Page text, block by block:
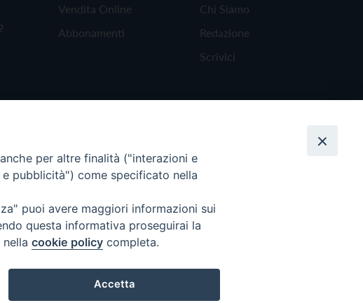
Vendita Online
Abbonamenti
Chi Siamo
Redazione
Scrivici
per altre finalità ("interazioni e
pubblicità") come specificato nella
puoi avere maggiori informazioni sui
questa informativa proseguirai la
cookie policy completa.
Accetta